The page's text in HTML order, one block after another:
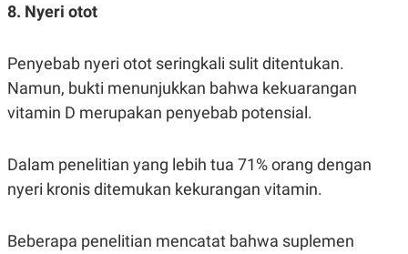
8. Nyeri otot
Penyebab nyeri otot seringkali sulit ditentukan.
Namun, bukti menunjukkan bahwa kekuarangan
vitamin D merupakan penyebab potensial.
Dalam penelitian yang lebih tua 71% orang dengan
nyeri kronis ditemukan kekurangan vitamin.
Beberapa penelitian mencatat bahwa suplemen